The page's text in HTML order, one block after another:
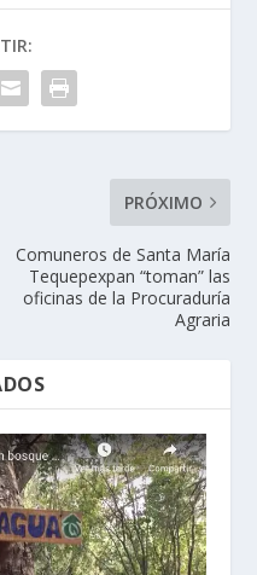
PRÓXIMO
Comuneros de Santa María
Tequepexpan “toman” las
oficinas de la Procuraduría
Agraria